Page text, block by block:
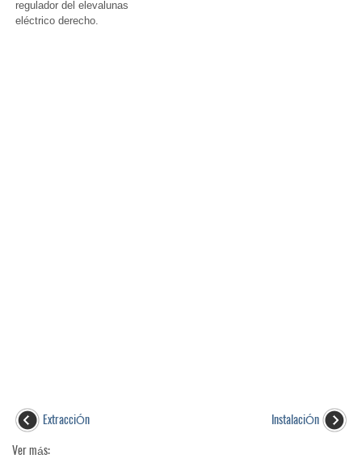
regulador del elevalunas
eléctrico derecho.
ExtracciÓn
InstalaciÓn
Ver más: